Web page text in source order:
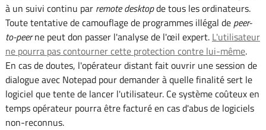
à un suivi continu par remote desktopde tous les ordinateurs.
Toute tentative de camouflage de programmes illégal de peer-
to-peerne peut don passer l'analyse de l'œil expert. L'utilisateur
ne pourra pas contourner cette protection contre lui-même.
En cas de doutes, l'opérateur distant fait ouvrir une session de
dialogue avec Notepad pour demander à quelle finalité sert le
logiciel que tente de lancer l'utilisateur. Ce système coûteux en
temps opérateur pourra être facturé en cas d'abus de logiciels
non-reconnus.